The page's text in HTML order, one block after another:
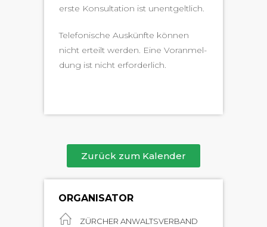
erste Kon­sul­ta­tion ist unentgeltlich.
Tele­fonis­che Auskün­fte kön­nen
nicht erteilt wer­den. Eine Voran­mel­
dung ist nicht erforderlich.
Zurück zum Kalender
ORGANISATOR
ZÜRCHER ANWALTSVERBAND